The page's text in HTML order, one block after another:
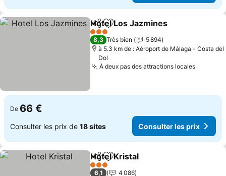
PartagerAjouter à mes favoris
Hotel Los Jazmines
3 Étoiles
8,3 Très bien
5 894
à 5.3 km de : Aéroport de Málaga - Costa del
Dol
À deux pas des attractions locales
De 66 €
Consulter les prix de 18 sites Consulter les prix
PartagerAjouter à mes favoris
Hotel Kristal
3 Étoiles
6,1
4 086